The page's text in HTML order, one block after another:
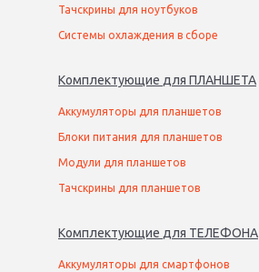
Тачскрины для ноутбуков
Системы охлаждения в сборе
Комплектующие для ПЛАНШЕТА
Аккумуляторы для планшетов
Блоки питания для планшетов
Модули для планшетов
Тачскрины для планшетов
Комплектующие для ТЕЛЕФОНА
Аккумуляторы для смартфонов